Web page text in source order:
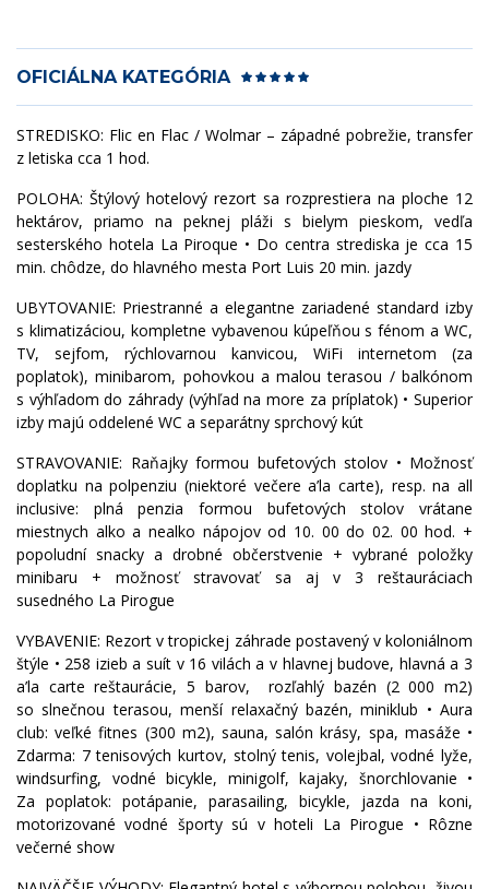
OFICIÁLNA KATEGÓRIA
STREDISKO: Flic en Flac / Wolmar – západné pobrežie, transfer
z letiska cca 1 hod.
POLOHA: Štýlový hotelový rezort sa rozprestiera na ploche 12
hektárov, priamo na peknej pláži s bielym pieskom, vedľa
sesterského hotela La Piroque • Do centra strediska je cca 15
min. chôdze, do hlavného mesta Port Luis 20 min. jazdy
UBYTOVANIE: Priestranné a elegantne zariadené standard izby
s klimatizáciou, kompletne vybavenou kúpeľňou s fénom a WC,
TV, sejfom, rýchlovarnou kanvicou, WiFi internetom (za
poplatok), minibarom, pohovkou a malou terasou / balkónom
s výhľadom do záhrady (výhľad na more za príplatok) • Superior
izby majú oddelené WC a separátny sprchový kút
STRAVOVANIE: Raňajky formou bufetových stolov • Možnosť
doplatku na polpenziu (niektoré večere a’la carte), resp. na all
inclusive: plná penzia formou bufetových stolov vrátane
miestnych alko a nealko nápojov od 10. 00 do 02. 00 hod. +
popoludní snacky a drobné občerstvenie + vybrané položky
minibaru + možnosť stravovať sa aj v 3 reštauráciach
susedného La Pirogue
VYBAVENIE: Rezort v tropickej záhrade postavený v koloniálnom
štýle • 258 izieb a suít v 16 vilách a v hlavnej budove, hlavná a 3
a’la carte reštaurácie, 5 barov,
rozľahlý bazén (2 000 m2)
so slnečnou terasou, menší relaxačný bazén, miniklub • Aura
club: veľké fitnes (300 m2), sauna, salón krásy, spa, masáže •
Zdarma: 7 tenisových kurtov, stolný tenis, volejbal, vodné lyže,
windsurfing, vodné bicykle, minigolf, kajaky, šnorchlovanie •
Za poplatok: potápanie, parasailing, bicykle, jazda na koni,
motorizované vodné športy sú v hoteli La Pirogue • Rôzne
večerné show